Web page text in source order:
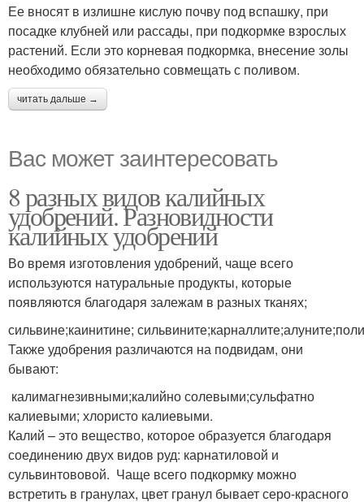
Ее вносят в излишне кислую почву под вспашку, при
посадке клубней или рассады, при подкормке взрослых
растений. Если это корневая подкормка, внесение золы
необходимо обязательно совмещать с поливом.
читать дальше →
Вас может заинтересовать
8 разных видов калийных
удобрений. Разновидности
калийных удобрений
Во время изготовления удобрений, чаще всего
используются натуральные продукты, которые
появляются благодаря залежам в разных тканях;
сильвине;каинитине;
Также удобрения различаются на подвидам, они
бывают:
калимагнезивными;калийно солевыми;сульфатно
калиевыми; хлористо калиевыми.
Калий – это вещество, которое образуется благодаря
соединению двух видов руд: карнатиловой и
сульвинтововой. Чаще всего подкормку можно
встретить в гранулах, цвет гранул бывает серо-красного